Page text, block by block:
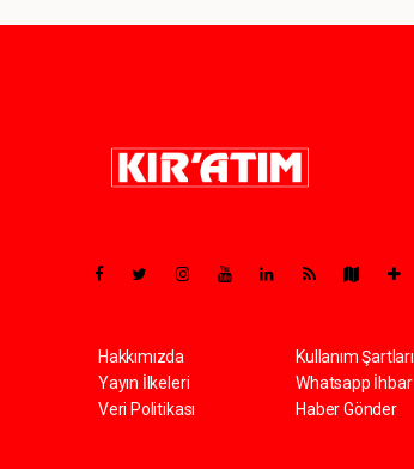
Hakkımızda
Yayın İlkeleri
Veri Politikası
Kullanım Şartları
Whatsapp İhbar
Haber Gönder